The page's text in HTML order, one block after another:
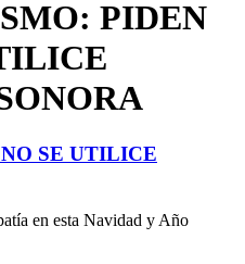
PIDEN
SE UTILICE
en esta Navidad y Año